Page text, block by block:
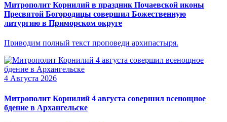
Митрополит Корнилий в праздник Почаевской иконы
Пресвятой Богородицы совершил Божественную
литургию в Приморском округе
Приводим полный текст проповеди архипастыря.
4 Августа 2026
Митрополит Корнилий 4 августа совершил всенощное
бдение в Архангельске